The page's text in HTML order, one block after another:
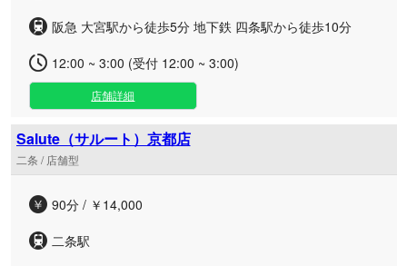
阪急 大宮駅から徒歩5分 地下鉄 四条駅から徒歩10分
12:00 ~ 3:00 (受付 12:00 ~ 3:00)
店舗詳細
Salute（サルート）京都店
二条 / 店舗型
90分 / ￥14,000
二条駅